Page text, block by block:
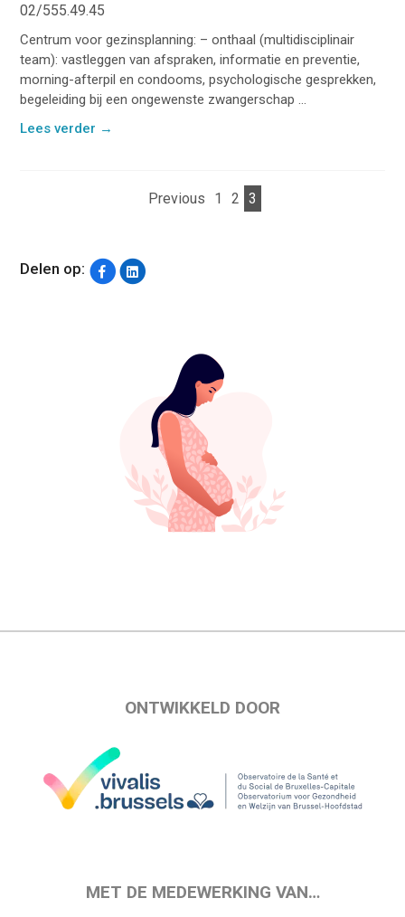
02/555.49.45
Centrum voor gezinsplanning: – onthaal (multidisciplinair
team): vastleggen van afspraken, informatie en preventie,
morning-afterpil en condooms, psychologische gesprekken,
begeleiding bij een ongewenste zwangerschap ...
Lees verder →
Previous 1 2 3
Delen op:
ONTWIKKELD DOOR
MET DE MEDEWERKING VAN…